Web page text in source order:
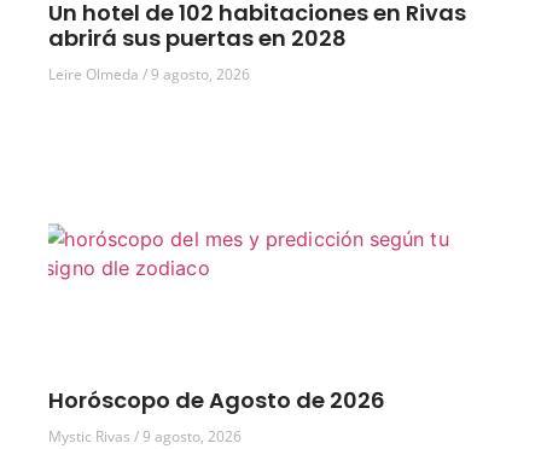
Un hotel de 102 habitaciones en Rivas
abrirá sus puertas en 2028
Leire Olmeda 9 agosto, 2026
Horóscopo de Agosto de 2026
Mystic Rivas 9 agosto, 2026